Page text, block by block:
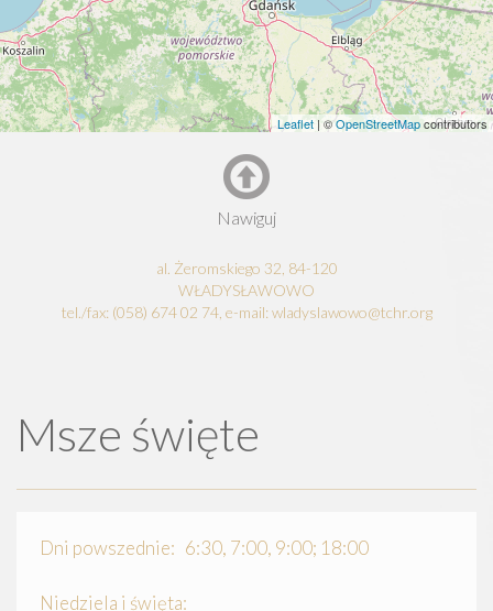
Leaflet | ©OpenStreetMapcontributors
Nawiguj
al. Żeromskiego 32, 84-120
WŁADYSŁAWOWO
tel./fax: (058) 674 02 74, e-mail: wladyslawowo@tchr.org
Msze święte
Dni powszednie: 6:30, 7:00, 9:00; 18:00
Niedziela i święta: